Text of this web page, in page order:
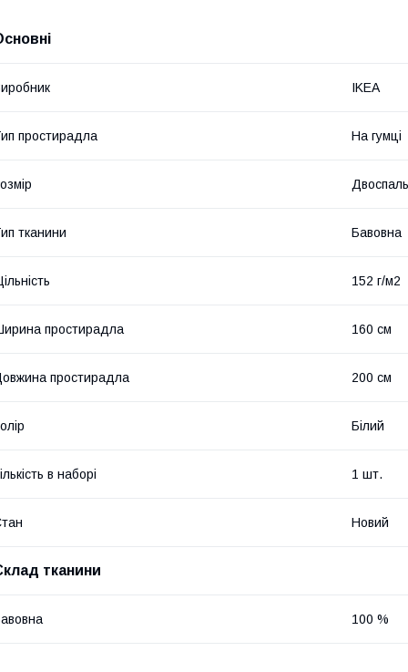
IKEA
простирадла На гумці
тканини Бавовна
152 г/м2
простирадла 160 см
простирадла 200 см
Білий
в наборі 1 шт.
Новий
тканини
100 %